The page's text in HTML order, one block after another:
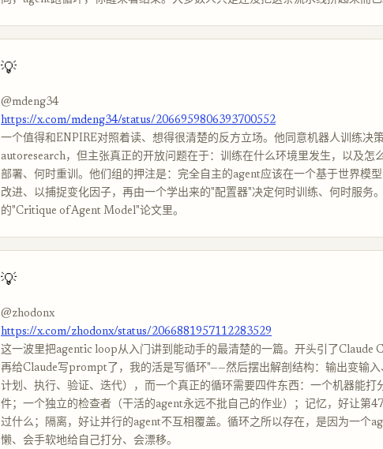
💡
@mdeng34
https://x.com/mdeng34/status/2066959806393700552
一个值得和ENPIRE对照着读、想得很清楚的反方立场。他同意机器人训练决
autoresearch，但主张真正的开放问题在于：训练在什么环境里发生，以及怎
部署、何时重训。他们组的押注是：完全自主的agent应该在一个基于世界模
改进、以捕捉变化因子，再由一个学出来的"配置器"决定何时训练、何时服务。
的"Critique of Agent Model"论文里。
💡
@zhodonx
https://x.com/zhodonx/status/2066881957112283529
这一波里把agentic loop从入门讲到能动手的最清楚的一篇。开头引了Claude
再给Claude写prompt了，我的活是写循环"——然后摆出解剖结构：输出变输入
计划、执行、验证、迭代），而一个真正的循环需要四件东西：一个机器能打
件；一个独立的检查者（干活的agent永远不批自己的作业）；记忆，好让第
过什么；隔离，好让并行的agent不互相覆盖。循环之所以存在，是因为一个
懒、会手软地给自己打分、会漂移。